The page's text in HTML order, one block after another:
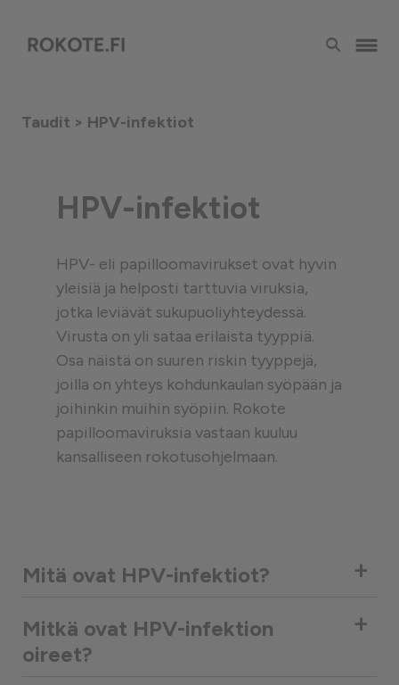
Taudit > HPV-infektiot
HPV-infektiot
HPV- eli papilloomavirukset ovat hyvin
yleisiä ja helposti tarttuvia viruksia,
jotka leviävät sukupuoliyhteydessä.
Virusta on yli sataa erilaista tyyppiä.
Osa näistä on suuren riskin tyyppejä,
joilla on yhteys kohdunkaulan syöpään ja
joihinkin muihin syöpiin. Rokote
papilloomaviruksia vastaan kuuluu
kansalliseen rokotusohjelmaan.
Mitä ovat HPV-infektiot? +
Mitkä ovat HPV-infektion
oireet?
+